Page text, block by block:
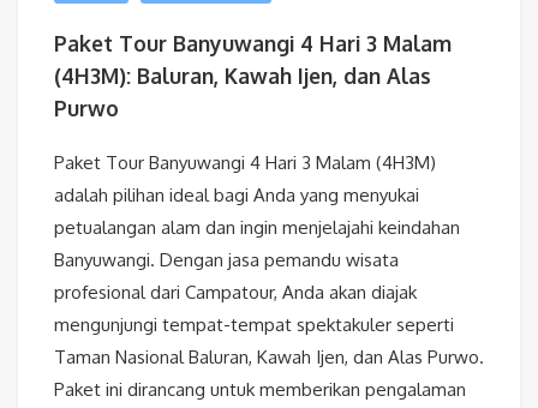
Paket Tour Banyuwangi 4 Hari 3 Malam
(4H3M): Baluran, Kawah Ijen, dan Alas
Purwo
Paket Tour Banyuwangi 4 Hari 3 Malam (4H3M)
adalah pilihan ideal bagi Anda yang menyukai
petualangan alam dan ingin menjelajahi keindahan
Banyuwangi. Dengan jasa pemandu wisata
profesional dari Campatour, Anda akan diajak
mengunjungi tempat-tempat spektakuler seperti
Taman Nasional Baluran, Kawah Ijen, dan Alas Purwo.
Paket ini dirancang untuk memberikan pengalaman